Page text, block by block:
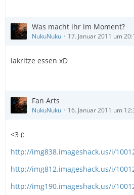
Was macht ihr im Moment?
NukuNuku 17. Januar 2011 um
lakritze essen xD
Fan Arts
NukuNuku 16. Januar 2011 um
<3 (:
http://img838.imageshack.us/i/
http://img812.imageshack.us/i/
http://img190.imageshack.us/i/